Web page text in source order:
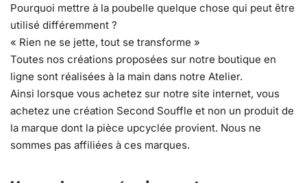
Pourquoi mettre à la poubelle quelque chose qui peut être
utilisé différemment ?
« Rien ne se jette, tout se transforme »
Toutes nos créations proposées sur notre boutique en
ligne sont réalisées à la main dans notre Atelier.
Ainsi lorsque vous achetez sur notre site internet, vous
achetez une création Second Souffle et non un produit de
la marque dont la pièce upcyclée provient. Nous ne
sommes pas affiliées à ces marques.